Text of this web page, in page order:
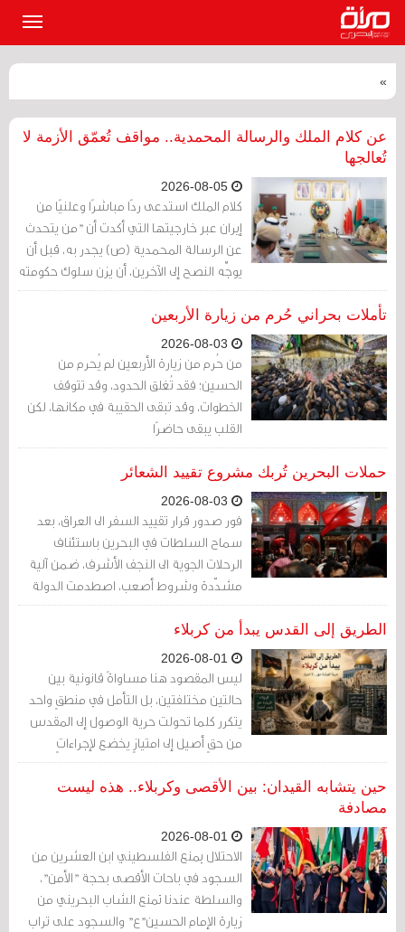
»
عن كلام الملك والرسالة المحمدية.. مواقف تُعمّق الأزمة لا
تُعالجها
كلام الملك استدعى ردًا مباشرًا وعلنيًا من
إيران عبر خارجيتها التي أكدت أن "من يتحدث
عن الرسالة المحمدية (ص) يجدر به، قبل أن
يوجِّه النصح إلى الآخرين، أن يزن سلوك حكومته
بهذه المعايير نفسها
تأملات بحراني حُرم من زيارة الأربعين
من حُرم من زيارة الأربعين لم يُحرم من
الحسين؛ فقد تُغلق الحدود، وقد تتوقف
الخطوات، وقد تبقى الحقيبة في مكانها، لكن
القلب يبقى حاضرًا
حملات البحرين تُربك مشروع تقييد الشعائر
فور صدور قرار تقييد السفر الى العراق، بعد
سماح السلطات في البحرين باستئناف
الرحلات الجوية الى النجف الأشرف، ضمن آلية
مشدّدة وشروط أصعب، اصطدمت الدولة
بردّة فعل من استهدفتهم بهذا القرار. على
طريقتها، ردّت حملات السفر البحرينية
والدينية ⁨بالإحجام عن تسيير رحلات الأربعين
الطريق إلى القدس يبدأ من كربلاء
ليس المقصود هنا مساواةً قانونية بين
حالتين مختلفتين، بل التأمل في منطقٍ واحد
يتكرر كلما تحولت حرية الوصول إلى المقدس
من حقٍ أصيل إلى امتيازٍ يخضع لإجراءاتٍ
استثنائية
حين يتشابه القيدان: بين الأقصى وكربلاء.. هذه ليست
مصادفة
الاحتلال يمنع الفلسطيني ابن العشرين من
السجود في باحات الأقصى بحجة "الأمن"،
والسلطة عندنا تمنع الشاب البحريني من
زيارة الإمام الحسين"ع" والسجود على تراب